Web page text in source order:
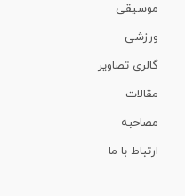
موسیقی
ورزشی
گالری تصاویر
مقالات
مصاحبه
ارتباط با ما